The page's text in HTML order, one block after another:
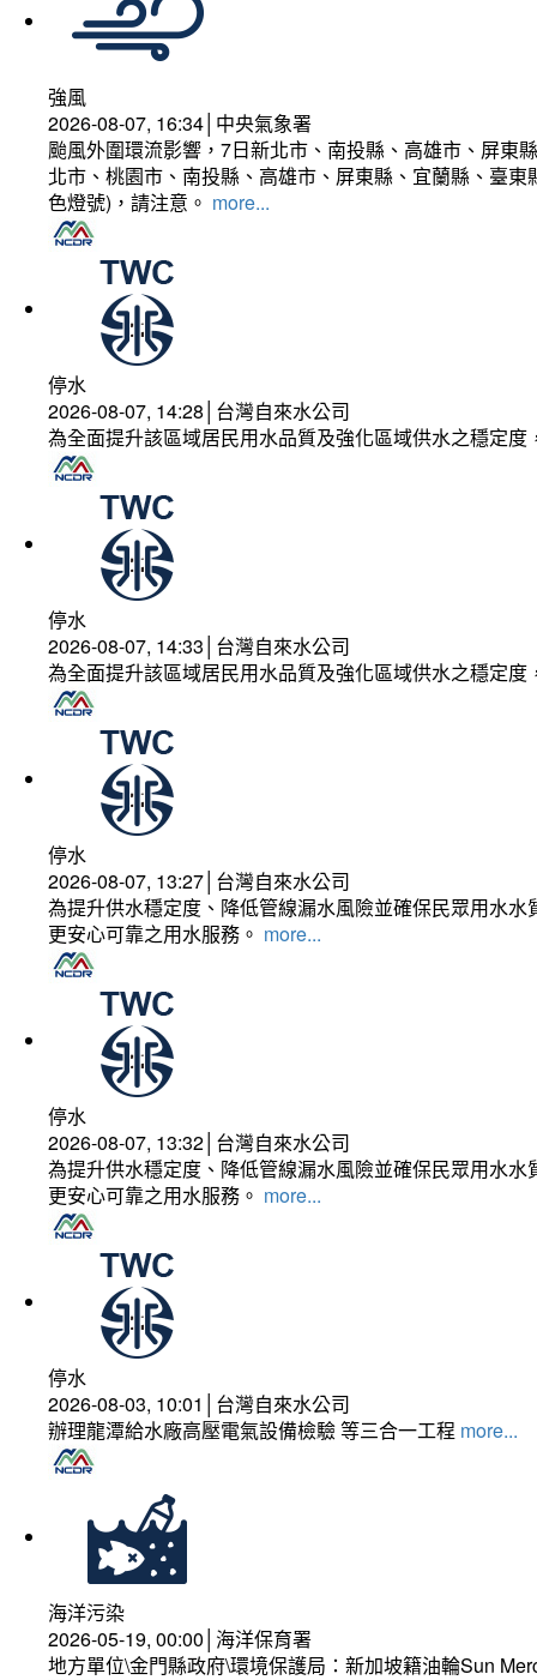
強風
2026-08-07, 16:34│中央氣象署
颱風外圍環流影響，7日新北市、南投縣、高雄市、屏東
北市、桃園市、南投縣、高雄市、屏東縣、宜蘭縣、臺
色燈號)，請注意。 more...
停水
2026-08-07, 14:28│台灣自來水公司
為全面提升該區域居民用水品質及強化區域供水之穩定
停水
2026-08-07, 14:33│台灣自來水公司
為全面提升該區域居民用水品質及強化區域供水之穩定
停水
2026-08-07, 13:27│台灣自來水公司
為提升供水穩定度、降低管線漏水風險並確保民眾用水
更安心可靠之用水服務。 more...
停水
2026-08-07, 13:32│台灣自來水公司
為提升供水穩定度、降低管線漏水風險並確保民眾用水
更安心可靠之用水服務。 more...
停水
2026-08-03, 10:01│台灣自來水公司
辦理龍潭給水廠高壓電氣設備檢驗 等三合一工程 more...
海洋污染
2026-05-19, 00:00│海洋保育署
地方單位\金門縣政府\環境保護局：新加坡籍油輪Sun